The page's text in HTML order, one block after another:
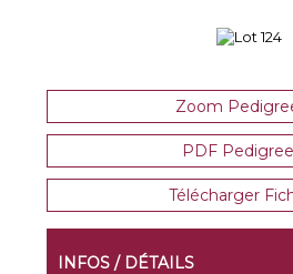
Zoom
PDF Pedigree
Télécharger
INFOS / DÉTAILS